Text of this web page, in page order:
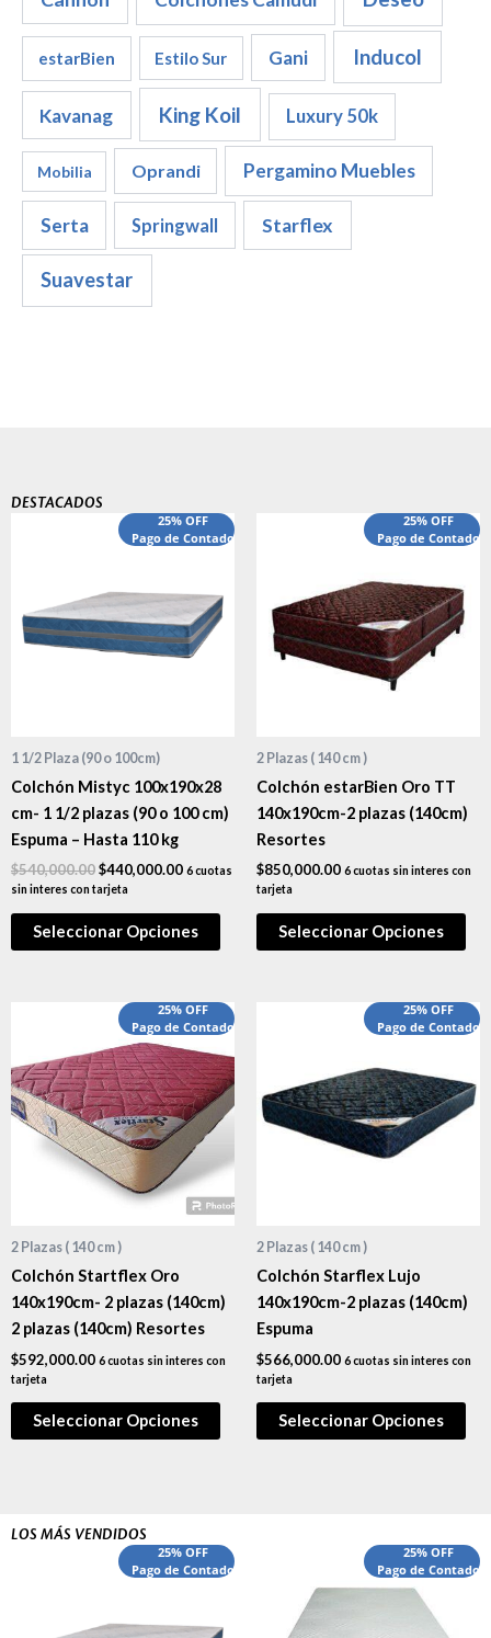
o
estarBien Estilo Sur Gani Inducol
Kavanag King Koil Luxury 50k
Mobilia Oprandi Pergamino Muebles
Serta Springwall Starflex
Suavestar
DESTACADOS
25% OFF
Pago de Contado
1 1/2 Plaza (90 o 100cm)
Colchón Mistyc 100x190x28
cm- 1 1/2 plazas (90 o 100 cm)
Espuma – Hasta 110 kg
$540,000.00
precio
$540,000.00.
$440,000.00
El
precio
$440,000.00.
6 cuotas
sin interes con tarjeta
Seleccionar Opciones
25% OFF
Pago de Contado
2 Plazas ( 140 cm )
Colchón estarBien Oro TT
140x190cm-2 plazas (140cm)
Resortes
$850,000.00 6 cuotas sin interes con
tarjeta
Seleccionar Opciones
25% OFF
Pago de Contado
2 Plazas ( 140 cm )
Colchón Startflex Oro
140x190cm- 2 plazas (140cm)
2 plazas (140cm) Resortes
$592,000.00 6 cuotas sin interes con
tarjeta
Seleccionar Opciones
25% OFF
Pago de Contado
2 Plazas ( 140 cm )
Colchón Starflex Lujo
140x190cm-2 plazas (140cm)
Espuma
$566,000.00 6 cuotas sin interes con
tarjeta
Seleccionar Opciones
LOS MÁS VENDIDOS
25% OFF
Pago de Contado
precio
$540,000.00.
El
precio
$440,000.00.
25% OFF
Pago de Contado
El
precio
original
$1,660,000.00.
El